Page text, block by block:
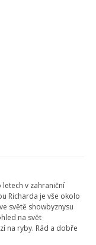
letech v zahraniční
Richarda je vše okolo
světě showbyznysu
na svět
na ryby. Rád a dobře